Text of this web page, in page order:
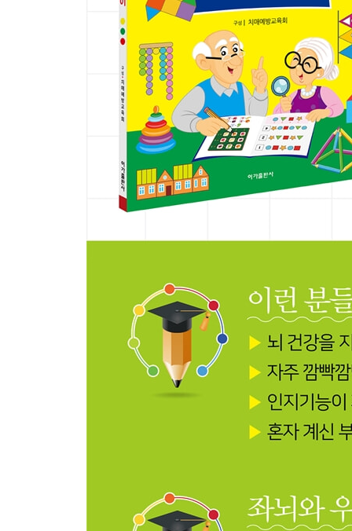
낱말과 낱말의 위치 기억하기 76
앞뒤 구분하기 77
대칭 모양 찾기 78
연산 완성하기 79
공간의 위치 알기 80
회전하는 도형 81
꽃 이름 맞추기 82
채소 이름 맞추기 83
기억나는 낱말 쓰기 84
같은 그림 위치 기억하기 85
규칙 알기 90
숫자 추론하기 91
숫자 더하기 92
사물 모양과 위치 기억하기 93
사물 모양과 위치 기억하기 94
낱말 만들기 100